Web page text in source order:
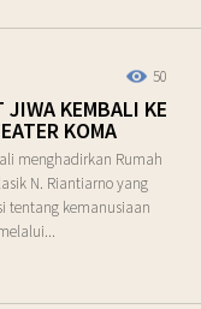
50
JIWA KEMBALI KE
KOMA
menghadirkan Rumah
N. Riantiarno yang
tentang kemanusiaan